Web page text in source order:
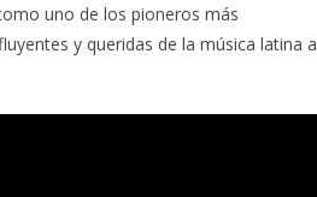
uno de los pioneros más
y queridas de la música latina a